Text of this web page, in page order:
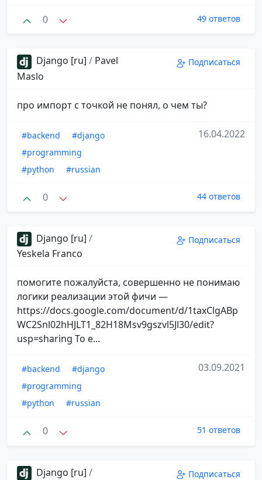
0 49 ответов
Django [ru] / Pavel
Maslo
Подписаться
про импорт с точкой не понял, о чем ты?
#backend
#django
#programming
#python
#russian
16.04.2022
0 44 ответов
Django [ru] /
Yeskela Franco
Подписаться
помогите пожалуйста, совершенно не понимаю
логики реализации этой фичи —
https://docs.google.com/document/d/1taxClgABp
WC2Snl02hHJLT1_82H18Msv9gszvl5Jl30/edit?
usp=sharing То е...
#backend
#django
#programming
#python
#russian
03.09.2021
0 51 ответов
Django [ru] /
Подписаться